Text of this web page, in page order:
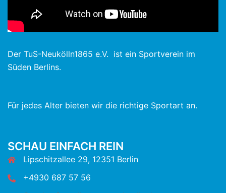
Der TuS-Neukölln1865 e.V. ist ein Sportverein im
Süden Berlins.
Für jedes Alter bieten wir die richtige Sportart an.
SCHAU EINFACH REIN
Lipschitzallee 29, 12351 Berlin
+4930 687 57 56